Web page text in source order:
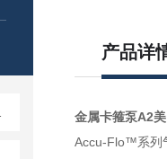
产品详
金属卡箍泵A2
Accu-Flo™系列